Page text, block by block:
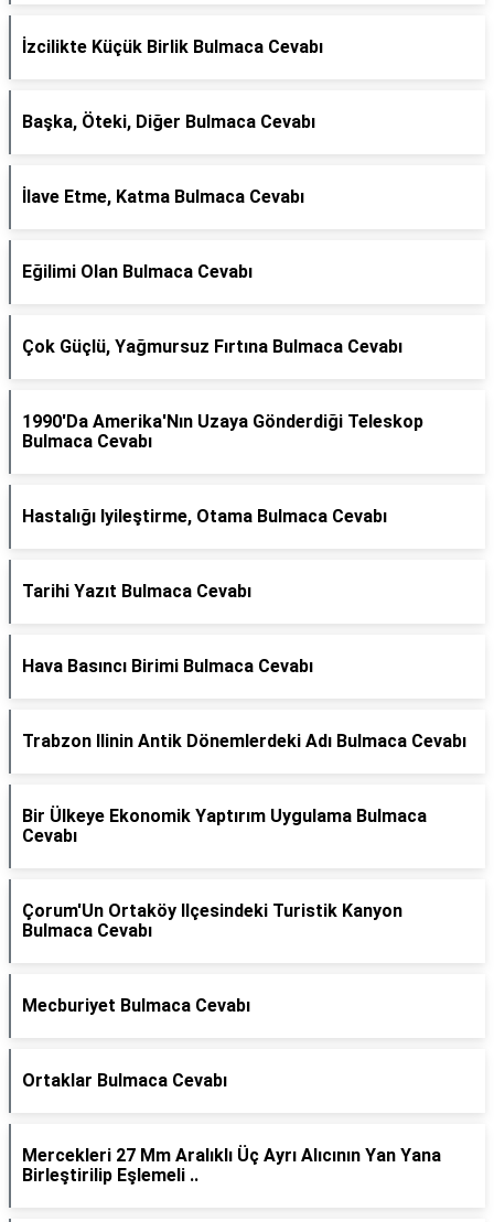
İzcilikte Küçük Birlik Bulmaca Cevabı
Başka, Öteki, Diğer Bulmaca Cevabı
İlave Etme, Katma Bulmaca Cevabı
Eğilimi Olan Bulmaca Cevabı
Çok Güçlü, Yağmursuz Fırtına Bulmaca Cevabı
1990'Da Amerika'Nın Uzaya Gönderdiği Teleskop
Bulmaca Cevabı
Hastalığı Iyileştirme, Otama Bulmaca Cevabı
Tarihi Yazıt Bulmaca Cevabı
Hava Basıncı Birimi Bulmaca Cevabı
Trabzon Ilinin Antik Dönemlerdeki Adı Bulmaca Cevabı
Bir Ülkeye Ekonomik Yaptırım Uygulama Bulmaca
Cevabı
Çorum'Un Ortaköy Ilçesindeki Turistik Kanyon
Bulmaca Cevabı
Mecburiyet Bulmaca Cevabı
Ortaklar Bulmaca Cevabı
Mercekleri 27 Mm Aralıklı Üç Ayrı Alıcının Yan Yana
Birleştirilip Eşlemeli ..